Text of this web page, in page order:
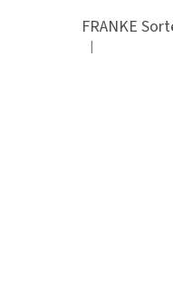
FRANKE
Hodnocení
|